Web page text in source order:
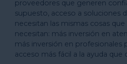
proveedores que generen
supuesto, acceso a soluciones
necesitan las mismas cosas
necesitan: más inversión en
más inversión en profesionales
acceso más fácil a la ayuda que